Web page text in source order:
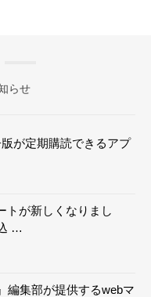
らせ
が定期購読できるアプ
トが新しくなりまし
…
編集部が提供するwebマ